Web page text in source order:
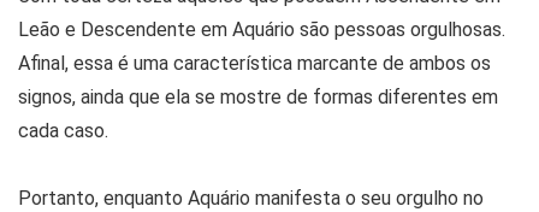
Leão e Descendente em Aquário são pessoas orgulhosas.
Afinal, essa é uma característica marcante de ambos os
signos, ainda que ela se mostre de formas diferentes em
cada caso.
Portanto, enquanto Aquário manifesta o seu orgulho no